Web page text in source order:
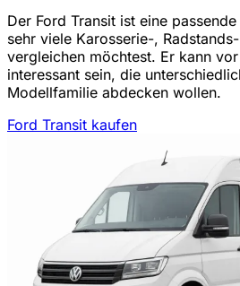
Der Ford Transit ist eine
sehr viele Karosserie-,
vergleichen möchtest. Er kann
interessant sein, die
Modellfamilie abdecken wollen.
Ford Transit kaufen